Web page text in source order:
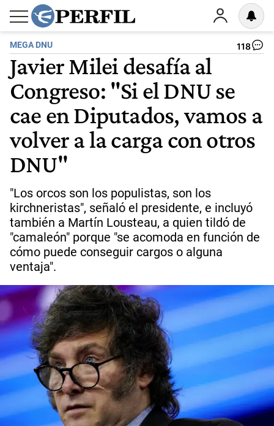
MEGA DNU 118
Javier Milei desafía al
Congreso: "Si el DNU se
cae en Diputados, vamos a
volver a la carga con otros
DNU"
"Los orcos son los populistas, son los
kirchneristas", señaló el presidente, e incluyó
también a Martín Lousteau, a quien tildó de
"camaleón" porque "se acomoda en función de
cómo puede conseguir cargos o alguna
ventaja".